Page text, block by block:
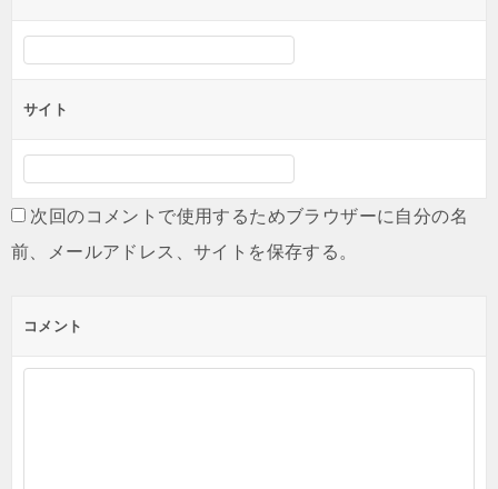
サイト
次回のコメントで使用するためブラウザーに自分の名
前、メールアドレス、サイトを保存する。
コメント